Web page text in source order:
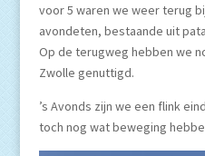
voor 5 waren we weer terug
avondeten, bestaande uit
Op de terugweg hebben we
Zwolle genuttigd.
’s Avonds zijn we een flink
toch nog wat beweging